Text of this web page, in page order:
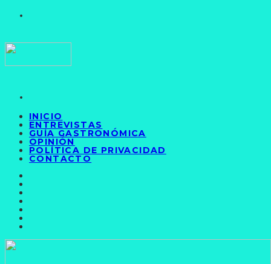
INICIO
ENTREVISTAS
GUÍA GASTRONÓMICA
OPINIÓN
POLÍTICA DE PRIVACIDAD
CONTACTO